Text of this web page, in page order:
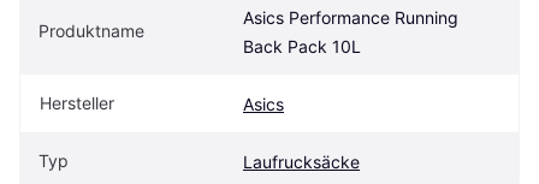
Produktname
Asics Performance Running
Back Pack 10L
Hersteller Asics
Typ Laufrucksäcke